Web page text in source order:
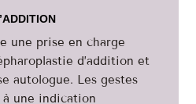
une prise en charge
d’addition et
autologue. Les gestes
une indication